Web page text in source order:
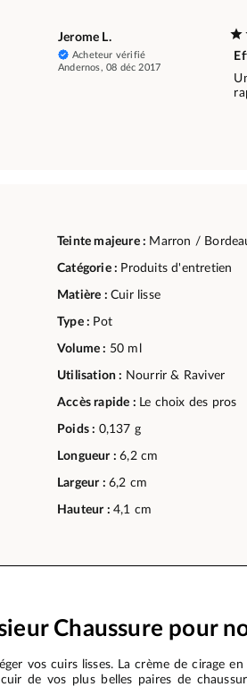
Jerome L.
Acheteur vérifié
Andernos, 08 déc 2017
Teinte majeure : Marron /
Catégorie : Produits d'entretien
Matière : Cuir lisse
Type : Pot
Volume : 50 ml
Utilisation : Nourrir & Raviver
Accès rapide : Le choix des pros
Poids : 0,137 g
Longueur :6,2 cm
Largeur : 6,2 cm
Hauteur : 4,1 cm
Chaussure pour
vos cuirs lisses. La crème de cirage
de vos plus belles paires de